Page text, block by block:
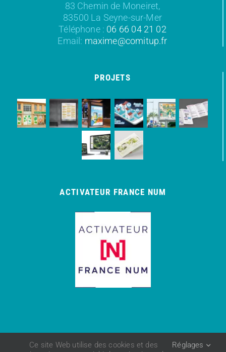
83 Chemin de Moneiret,
83500 La Seyne-sur-Mer
Téléphone : 06 66 04 21 02
Email: maxime@comitup.fr
PROJETS
ACTIVATEUR FRANCE NUM
Ce site Web utilise des cookies et des
Réglages